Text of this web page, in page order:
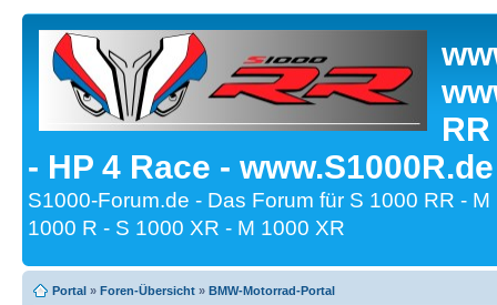
- HP 4 Race -
S1000-Forum.de - Das Forum für S 1000 RR -
1000 R - S 1000 XR - M 1000 XR
Portal » Foren-Übersicht » BMW-Motorrad-Portal